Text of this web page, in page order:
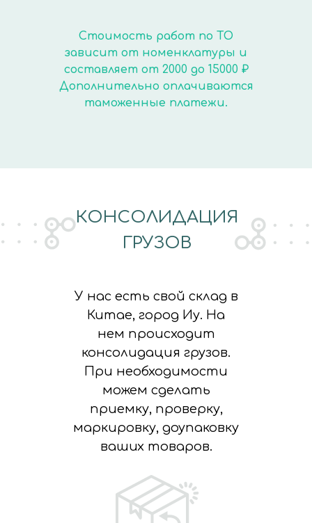
Стоимость работ по ТО
зависит от номенклатуры и
составляет от 2000 до 15000 ₽
Дополнительно оплачиваются
таможенные платежи.
КОНСОЛИДАЦИЯ
ГРУЗОВ
У нас есть свой склад в
Китае, город Иу. На
нем происходит
консолидация грузов.
При необходимости
можем сделать
приемку, проверку,
маркировку, доупаковку
ваших товаров.